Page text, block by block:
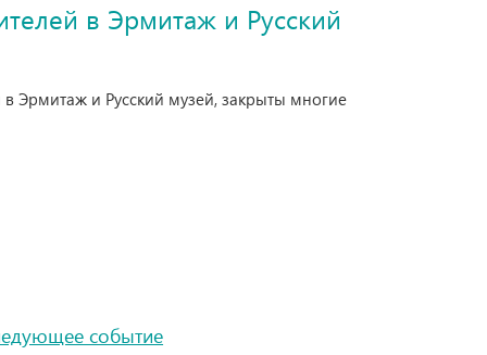
в Эрмитаж и Русский
Эрмитаж и Русский музей, закрыты многие
событие